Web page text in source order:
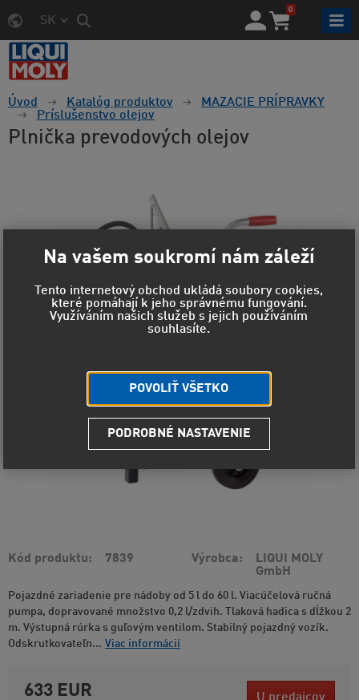
SK
0
Úvod Katalóg produktov
MAZACIE PRÍPRAVKY
Príslušenstvo olejov
Plnička prevodových olejov
Kód produktu 7839 Výrobca
LIQUI MOLY
GmbH
Pojazdné zariadenie pre nádoby od 5 l do 60 l. Viacúčelová ručná
pumpa, dopravované množstvo 0,2 l/zdvih. Tlaková hadica s dĺžkou 2
m. Výstupná rúrka s guľovým ventilom. Stabilný pojazdný vozík.
Odskrutkovateľn... Viac informácií
633 EUR
Na vašem soukromí nám záleží
Tento internetový obchod ukládá soubory cookies,
které pomáhají k jeho správnému fungování.
Využíváním našich služeb s jejich používáním
souhlasíte.
POVOLIŤ VŠETKO
PODROBNÉ NASTAVENIE